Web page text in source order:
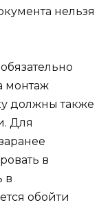
нельзя
монтаж
должны также
Для
в
в
обойти